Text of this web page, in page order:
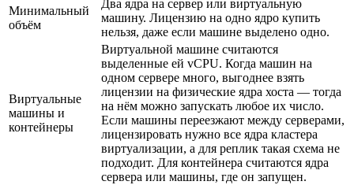
Минимальный
объём
Два ядра на сервер или виртуальную
машину. Лицензию на одно ядро купить
нельзя, даже если машине выделено одно.
Виртуальные
машины и
контейнеры
Виртуальной машине считаются
выделенные ей vCPU. Когда машин на
одном сервере много, выгоднее взять
лицензии на физические ядра хоста — тогда
на нём можно запускать любое их число.
Если машины переезжают между серверами,
лицензировать нужно все ядра кластера
виртуализации, а для реплик такая схема не
подходит. Для контейнера считаются ядра
сервера или машины, где он запущен.